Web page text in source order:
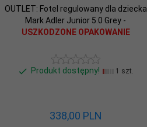
OUTLET: Fotel regulowany dla dziecka
Mark Adler Junior 5.0 Grey -
USZKODZONE OPAKOWANIE
Produkt dostępny! 1 szt.
338,00 PLN